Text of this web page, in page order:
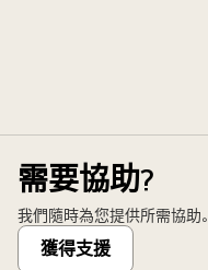
需要協助?
我們隨時為您提供所需協助。
獲得支援